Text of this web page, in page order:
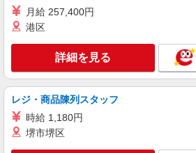
月給 257,400円
港区
詳細を見る
レジ・商品陳列スタッフ
時給 1,180円
堺市堺区